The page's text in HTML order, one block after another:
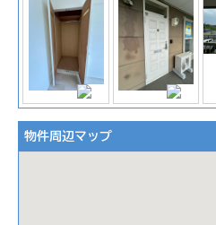
物件周辺マップ